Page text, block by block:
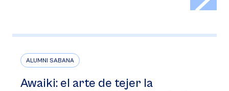
ALUMNI SABANA
Awaiki: el arte de tejer la